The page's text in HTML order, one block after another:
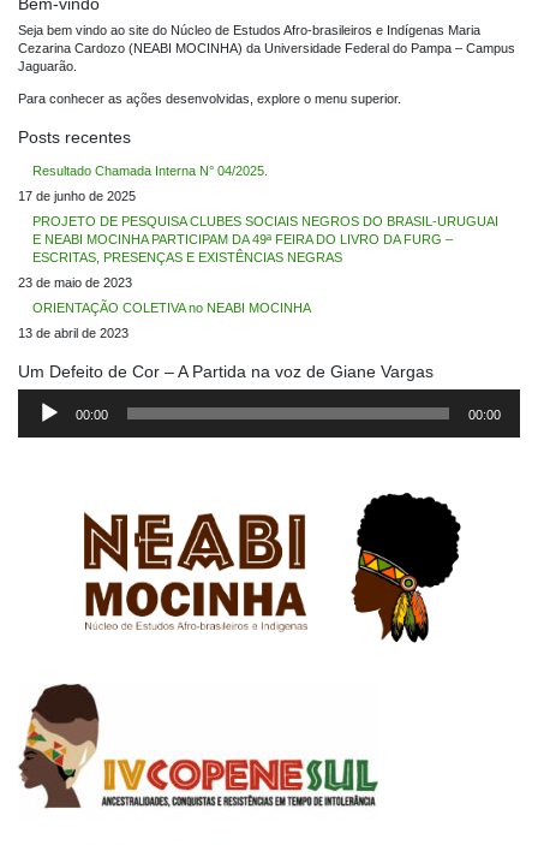
Bem-vindo
Seja bem vindo ao site do Núcleo de Estudos Afro-brasileiros e Indígenas Maria
Cezarina Cardozo (NEABI MOCINHA) da Universidade Federal do Pampa – Campus
Jaguarão.
Para conhecer as ações desenvolvidas, explore o menu superior.
Posts recentes
Resultado Chamada Interna N° 04/2025.
17 de junho de 2025
PROJETO DE PESQUISA CLUBES SOCIAIS NEGROS DO BRASIL-URUGUAI
E NEABI MOCINHA PARTICIPAM DA 49ª FEIRA DO LIVRO DA FURG –
ESCRITAS, PRESENÇAS E EXISTÊNCIAS NEGRAS
23 de maio de 2023
ORIENTAÇÃO COLETIVA no NEABI MOCINHA
13 de abril de 2023
Um Defeito de Cor – A Partida na voz de Giane Vargas
00:00 00:00